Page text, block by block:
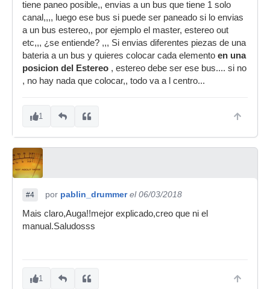
tiene paneo posible,, envias a un bus que tiene 1 solo
canal,,,, luego ese bus si puede ser paneado si lo envias
a un bus estereo,, por ejemplo el master, estereo out
etc,,, ¿se entiende? ,,, Si envias diferentes piezas de una
bateria a un bus y quieres colocar cada elemento en una
posicion del Estereo , estereo debe ser ese bus.... si no
, no hay nada que colocar,, todo va a l centro...
1
#4 por pablin_drummer el 06/03/2018
Mais claro,Auga!!mejor explicado,creo que ni el
manual.Saludosss
1